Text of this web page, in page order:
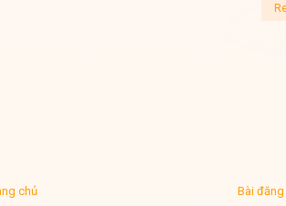
Bài
chủ